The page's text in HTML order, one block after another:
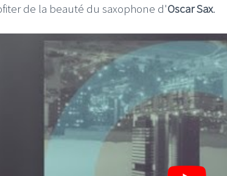
de la beauté du saxophone d'Oscar Sax.
LE GROS RIFFIFI